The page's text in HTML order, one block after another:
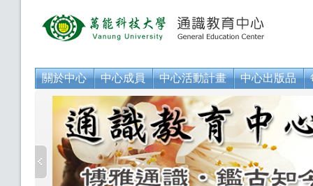
關於中心 中心成員 中心活動計畫 中心出版品